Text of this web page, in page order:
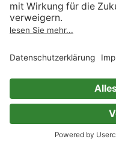
Verträge hier kündigen
Impressum
Immer